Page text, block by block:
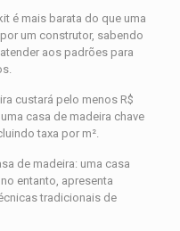
é mais barata do que uma
um construtor, sabendo
aos padrões para
custará pelo menos R$
casa de madeira chave
taxa por m².
de madeira: uma casa
entanto, apresenta
tradicionais de